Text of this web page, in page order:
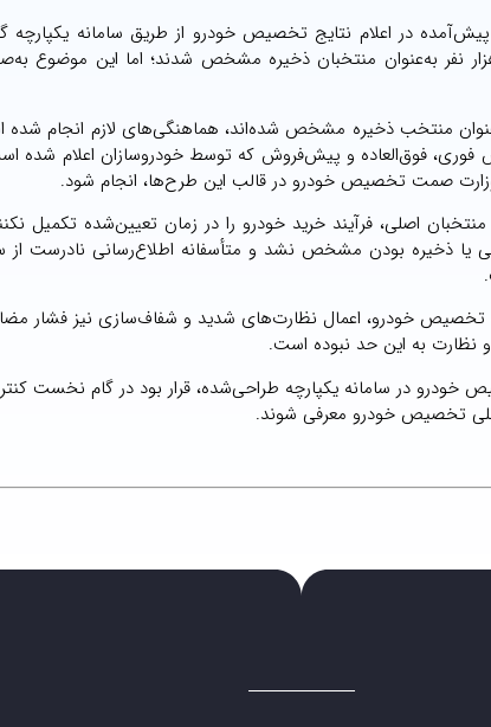
در اعلام نتایج تخصیص خودرو از طریق سامانه یکپارچه
جلوگیری از قرعه‌کشی‌های دوباره در یک فرآیند تخصیص، حدود 12هزار نفر به‌عنوان منتخبان ذخیره مشخص شدند؛ اما این
منتخب ذخیره مشخص شده‌اند، هماهنگی‌های لازم انجام
فوری، فوق‌العاده و پیش‌فروش که توسط خودروسازان اعلام شده
وزارت صمت تخصیص خودرو در قالب این طرح‌ها، انجام شود.
اصلی، فرآیند خرید خودرو را در زمان تعیین‌شده تکمیل
اصلی یا ذخیره بودن مشخص نشد و متأسفانه اطلاع‌رسانی نادرست
تخصیص خودرو، اعمال نظارت‌های شدید و شفاف‌سازی نیز فشار
نظارت به این حد نبوده است.
در سامانه یکپارچه طراحی‌شده، قرار بود در گام نخست
تخصیص خودرو معرفی شوند.